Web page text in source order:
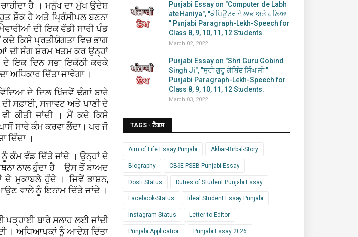
ਹੈ । ਮਨੁੱਖ ਦਾ ਮੁੱਖ ਉਦੇਸ਼
ਸ਼ੌਕ ਹੈ ਅਤੇ ਪ੍ਰਿੰਸੀਪਲ ਬਣਨਾ
ਦੀ ਇਕ ਵੱਡੀ ਸਾਰੀ ਪੰਡ
ਕਿਸੇ ਪ੍ਰਤੀਯੋਗਤਾ ਵਿਚ ਭਾਗ
ਦੀ ਸੰਗ ਸ਼ਰਮ ਖਤਮ ਕਰ ਉਨ੍ਹਾਂ
ਦੇ ਇਕ ਦਿਨ ਸਭਾ ਇਕੱਠੀ ਕਰਕੇ
ਦਿੱਤਾ ਜਾਵੇਗਾ ।
ਦੇ ਦਿਲ ਖਿੱਚਵੇਂ ਢੰਗਾਂ ਬਾਰੇ
ਸਫ਼ਾਈ, ਸਜਾਵਟ ਅਤੇ ਪਾਣੀ ਦੇ
ਕੀਤੀ ਜਾਂਦੀ । ਮੈਂ ਕਦੇ ਕਿਸੇ
ਸਾਰੇ ਕੰਮ ਕਰਵਾ ਲੈਂਦਾ। ਪਰ ਜੋ
ਦਿੰਦਾ ।
ਕੰਮ ਵੰਡ ਦਿੱਤੇ ਜਾਂਦੇ । ਉਨ੍ਹਾਂ ਦੇ
ਨਾਲ ਹੁੰਦਾ ਹੈ । ਉਸ ਤੋਂ ਬਾਅਦ
ਦੇ ਮੁਕਾਬਲੇ ਹੁੰਦੇ । ਜਿਵੇਂ ਭਾਸ਼ਨ,
ਵਾਲੇ ਨੂੰ ਇਨਾਮ ਦਿੱਤੇ ਜਾਂਦੇ ।
ਪੜ੍ਹਾਈ ਬਾਰੇ ਸਲਾਹ ਲਈ ਜਾਂਦੀ
। ਅਧਿਆਪਕਾਂ ਨੂੰ ਆਦੇਸ਼ ਦਿੱਤਾ
Punjabi Essay on "Computer de Labh
ate Haniya", "ਕੰਪਿਊਟਰ ਦੇ ਲਾਭ ਅਤੇ ਹਣਿਆ
" Punjabi Paragraph-Lekh-Speech for
Class 8, 9, 10, 11, 12 Students.
March 02, 2022
Punjabi Essay on "Shri Guru Gobind
Singh Ji", "ਸ੍ਰੀ ਗੁਰੂ ਗੋਬਿੰਦ ਸਿੰਘ ਜੀ "
Punjabi Paragraph-Lekh-Speech for
Class 8, 9, 10, 11, 12 Students.
March 03, 2022
TAGS - ਟੈਗਸ
Aim of Life Essay Punjabi Akbar-Birbal-Story
Biography CBSE PSEB Punjabi Essay
Dosti Status Duties of Student Punjabi Essay
Facebook-Status Ideal Student Essay Punjabi
Instagram-Status Letter-to-Editor
Punjabi Application Punjabi Essay 2026